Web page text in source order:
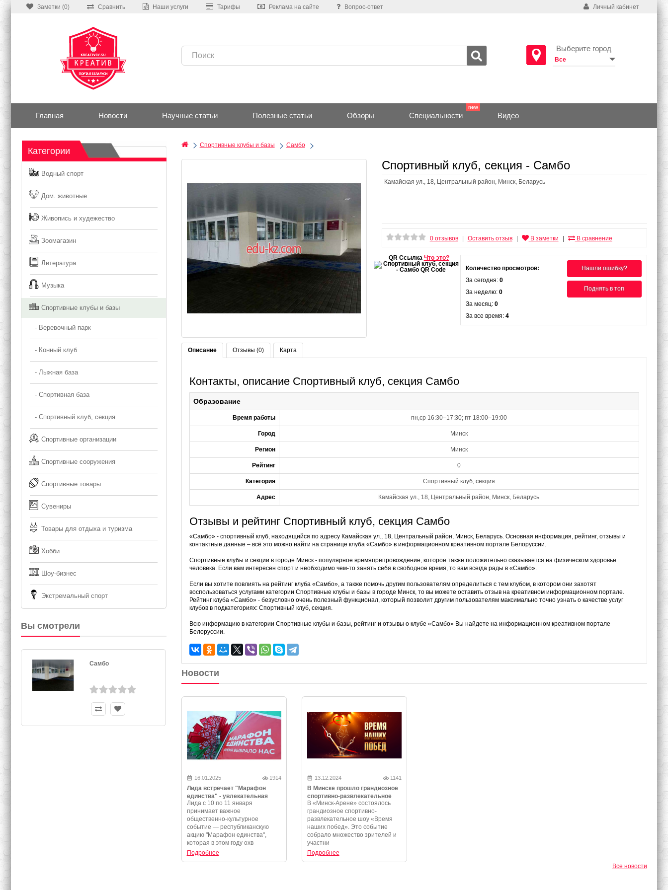
Заметки (0) Сравнить Наши услуги Тарифы Реклама на сайте Вопрос-ответ Личный кабинет
Выберите город
Главная Новости Научные статьи Полезные статьи Обзоры Специальности Видео
Категории
Водный спорт
Дом. животные
Живопись и худежество
Зоомагазин
Литература
Музыка
Спортивные клубы и базы
- Веревочный парк
- Конный клуб
- Лыжная база
- Спортивная база
- Спортивный клуб, секция
Спортивные организации
Спортивные сооружения
Спортивные товары
Сувениры
Товары для отдыха и туризма
Хобби
Шоу-бизнес
Экстремальный спорт
Вы смотрели
Самбо
Спортивные клубы и базы Самбо
Спортивный клуб, секция - Самбо
Камайская ул., 18, Центральный район, Минск, Беларусь
0 отзывов Оставить отзыв В заметки В сравнение
QR Ссылка Что это?
Нашли ошибку?
Поднять в топ
Количество просмотров:
За сегодня: 0
За неделю: 0
За месяц: 0
За все время: 4
Описание Отзывы (0) Карта
Контакты, описание Спортивный клуб, секция Самбо
Образование
Время работы пн,ср 16:30–17:30; пт 18:00–19:00
Город Минск
Регион Минск
Рейтинг 0
Категория Спортивный клуб, секция
Адрес Камайская ул., 18, Центральный район, Минск, Беларусь
Отзывы и рейтинг Спортивный клуб, секция Самбо
«Самбо» - спортивный клуб, находящийся по адресу Камайская ул., 18, Центральный район, Минск, Беларусь. Основная информация, рейтинг, отзывы и
контактные данные – всё это можно найти на странице клуба «Самбо» в информационном креативном портале Белоруссии.
Спортивные клубы и секции в городе Минск - популярное времяпрепровождение, которое также положительно сказывается на физическом здоровье
человека. Если вам интересен спорт и необходимо чем-то занять себя в свободное время, то вам всегда рады в «Самбо».
Если вы хотите повлиять на рейтинг клуба «Самбо», а также помочь другим пользователям определиться с тем клубом, в котором они захотят
воспользоваться услугами категории Спортивные клубы и базы в городе Минск, то вы можете оставить отзыв на креативном информационном портале.
Рейтинг клуба «Самбо» - безусловно очень полезный функционал, который позволит другим пользователям максимально точно узнать о качестве услуг
клубов в подкатегориях: Спортивный клуб, секция.
Всю информацию в категории Спортивные клубы и базы, рейтинг и отзывы о клубе «Самбо» Вы найдете на информационном креативном портале
Белоруссии.
Новости
16.01.2025 1914
Лида встречает "Марафон
единства" - увлекательная
программа и незабываемые
события
Лида с 10 по 11 января
принимает важное
общественно-культурное
событие — республиканскую
акцию "Марафон единства",
которая в этом году охв
Подробнее
13.12.2024 1141
В Минске прошло грандиозное
спортивно-развлекательное
шоу «Время наших побед»
В «Минск-Арене» состоялось
грандиозное спортивно-
развлекательное шоу «Время
наших побед». Это событие
собрало множество зрителей и
участни
Подробнее
Все новости